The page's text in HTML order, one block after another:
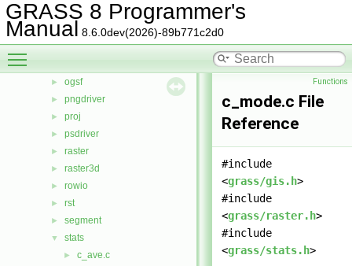
GRASS 8 Programmer's
Manual 8.6.0dev(2026)-89b771c2d0
► lidar
► linkm
► manage
► ogsf
► pngdriver
► proj
► psdriver
► raster
► raster3d
► rowio
► rst
► segment
▼ stats
► c_ave.c
Functions
c_mode.c File
Reference
#include
<grass/gis.h>
#include
<grass/raster.h>
#include
<grass/stats.h>